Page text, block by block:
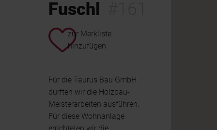
Fuschl
zur Merkliste
hinzufügen
Für die Taurus Bau GmbH
durften wir die Holzbau-
Meisterarbeiten ausführen.
Für diese Wohnanlage